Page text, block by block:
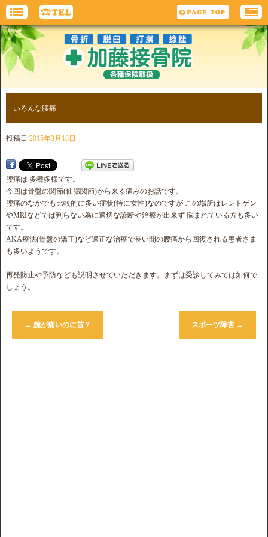
いろんな腰痛
投稿日 2015年3月18日
腰痛は 多種多様です。
今回は骨盤の関節(仙腸関節)から来る痛みのお話です。
腰痛のなかでも比較的に多い症状(特に女性)なのですが この場所はレントゲン
やMRIなどでは判らない為に適切な診断や治療が出来ず 悩まれている方も多い
です。
AKA療法(骨盤の矯正)など適正な治療で長い間の腰痛から回復される患者さま
も多いようです。
再発防止や予防なども説明させていただきます。まずは受診してみては如何で
しょう。
← 腕が痛いのに首？ スポーツ障害 →